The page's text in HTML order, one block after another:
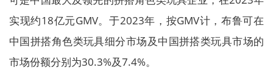
实现约18亿元GMV。于2023年，按GMV计，布鲁可在
中国拼搭角色类玩具细分市场及中国拼搭类玩具市场的
市场份额分别为30.3%及7.4%。